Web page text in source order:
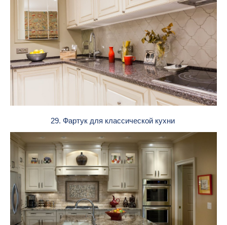
29. Фартук для классической кухни